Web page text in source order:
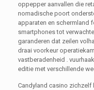
oppepper aanvallen die
nomadische poort
apparaten en schermland
smartphones tot
garanderen dat zeilen
draai voorkeur
vastberadenheid .
editie met verschillende
Candyland casino zichzelf